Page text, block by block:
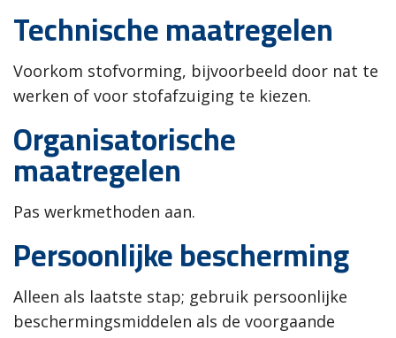
Technische maatregelen
Voorkom stofvorming, bijvoorbeeld door nat te
werken of voor stofafzuiging te kiezen.
Organisatorische
maatregelen
Pas werkmethoden aan.
Persoonlijke bescherming
Alleen als laatste stap; gebruik persoonlijke
beschermingsmiddelen als de voorgaande